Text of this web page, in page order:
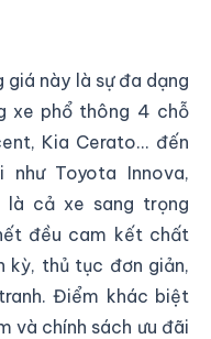
này là sự đa dạng
xe phổ thông 4 chỗ
Kia Cerato... đến
Toyota Innova,
là cả xe sang trọng
đều cam kết chất
kỳ, thủ tục đơn giản,
Điểm khác biệt
và chính sách ưu đãi